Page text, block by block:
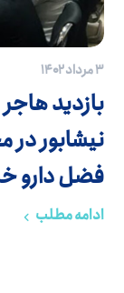
۳ مرداد ۱۴۰۲
بازدید
نیشابور در
فضل دارو
ادامه مطلب